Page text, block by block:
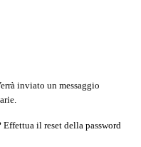
inviato un messaggio
Effettua il reset della password